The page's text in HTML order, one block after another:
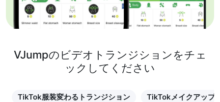
VJumpのビデオトランジションをチェ
ックしてください
TikTok服装変わるトランジション TikTokメイクアップ